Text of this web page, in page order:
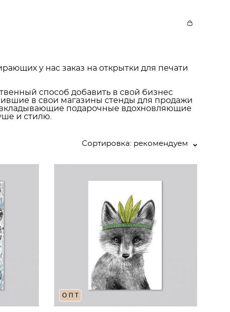
у нас заказ на открытки для печати
способ добавить в свой бизнес
в свои магазины стенды для продажи
подарочные вдохновляющие
и стилю.
Сортировка: рекомендуем
ОПТ